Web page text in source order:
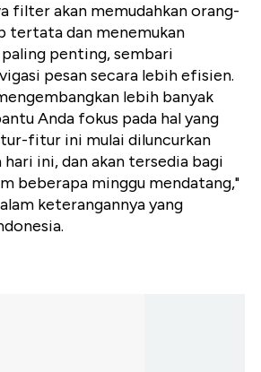
filter akan memudahkan orang-
tertata dan menemukan
penting, sembari
pesan secara lebih efisien.
lebih banyak
Anda fokus pada hal yang
fitur ini mulai diluncurkan
hari ini, dan akan tersedia bagi
beberapa minggu mendatang,"
keterangannya yang